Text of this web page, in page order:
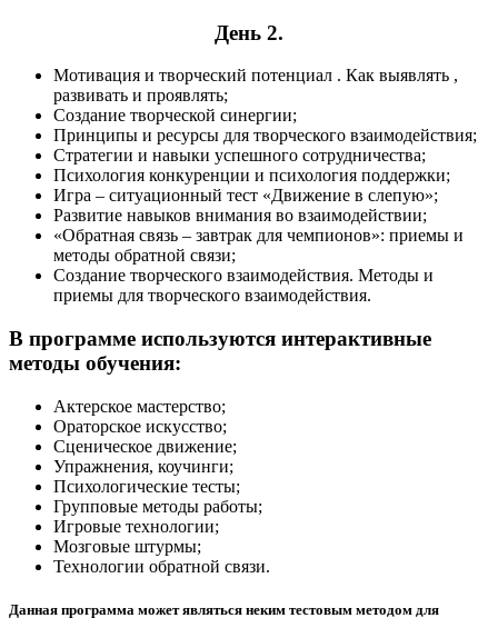
День 2.
Мотивация и творческий потенциал . Как выявлять ,
развивать и проявлять;
Создание творческой синергии;
Принципы и ресурсы для творческого взаимодействия;
Стратегии и навыки успешного сотрудничества;
Психология конкуренции и психология поддержки;
Игра – ситуационный тест «Движение в слепую»;
Развитие навыков внимания во взаимодействии;
«Обратная связь – завтрак для чемпионов»: приемы и
методы обратной связи;
Создание творческого взаимодействия. Методы и
приемы для творческого взаимодействия.
В программе используются интерактивные
методы обучения:
Актерское мастерство;
Ораторское искусство;
Сценическое движение;
Упражнения, коучинги;
Психологические тесты;
Групповые методы работы;
Игровые технологии;
Мозговые штурмы;
Технологии обратной связи.
Данная программа может являться неким тестовым методом для